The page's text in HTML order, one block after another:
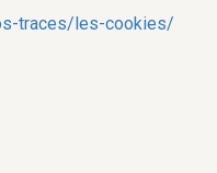
traces/les-cookies/